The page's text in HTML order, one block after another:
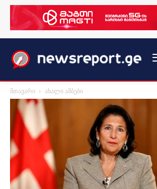
მთავარი ახალი ამბები